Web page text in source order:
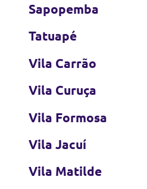
Sapopemba
Tatuapé
Vila Carrão
Vila Curuça
Vila Formosa
Vila Jacuí
Vila Matilde